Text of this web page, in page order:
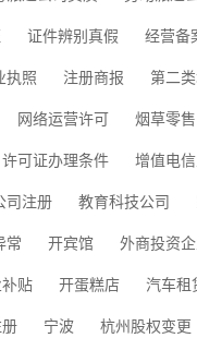
证件辨别真假 经营备
执照 注册商报 第二
网络运营许可 烟草零售
许可证办理条件 增值电
司注册 教育科技公司
常 开宾馆 外商投资
贴 开蛋糕店 汽车租
宁波 杭州股权变更